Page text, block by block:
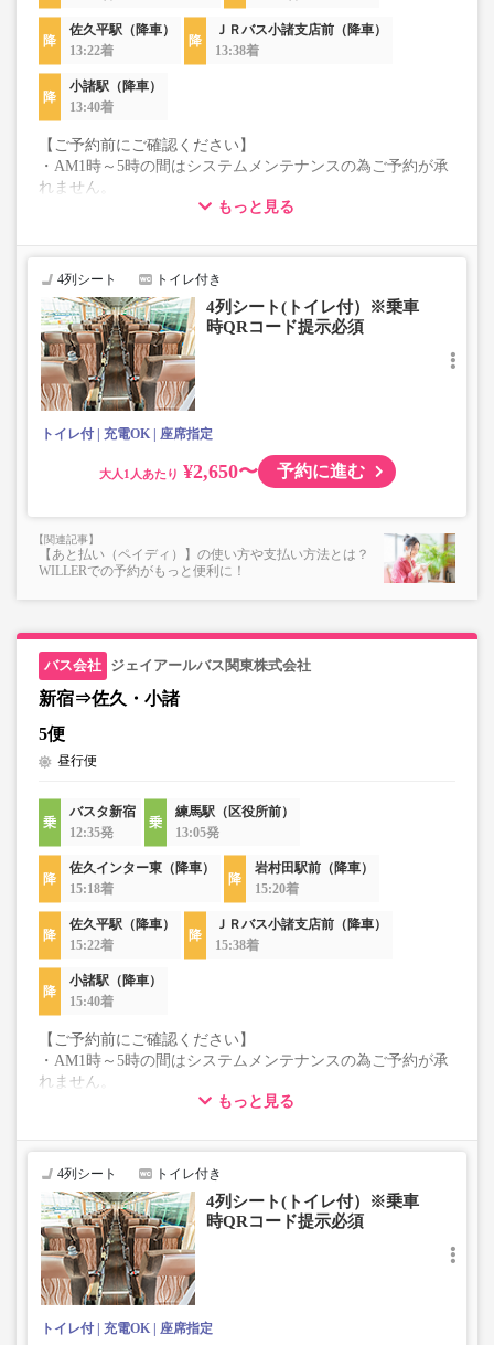
佐久平駅（降車）
13:22着
ＪＲバス小諸支店前（降車）
13:38着
小諸駅（降車）
13:40着
【ご予約前にご確認ください】
・AM1時～5時の間はシステムメンテナンスの為ご予約が承
れません。
・在庫の状況はリアルタイムの表示ではございません。
す。
・販売日・便ごとに随時価格が変動いたします。購入時に
・こちらの路線はキャンセル以外の購入後の変更が一切承
れませんので予めご了承ください。
・学生・シニア・乳幼児料金はございません。
学生、シニアの方は「大人」、乳幼児の方は「幼児」を選
択いただきご予約にお進みください。
乗車定員遵守のため乗車券をお持ちで無い「乳幼児」の乗
車をお断りする場合があります。
・最新の運行状況は運行会社HPを御覧ください。
で、あらかじめご了承ください。
もっと見る
4列シート トイレ付き
4列シート(トイレ付）※乗車
時QRコード提示必須
トイレ付 充電OK 座席指定
大人 ¥2,650〜 予約に進む
【あと払い（ペイディ）】の使い方や支払い方法とは？
WILLERでの予約がもっと便利に！
ジェイアールバス関東株式会社
新宿⇒佐久・小諸
5便
昼行便
バスタ新宿
12:35発
練馬駅（区役所前）
13:05発
佐久インター東（降車）
15:18着
岩村田駅前（降車）
15:20着
佐久平駅（降車）
15:22着
ＪＲバス小諸支店前（降車）
15:38着
小諸駅（降車）
15:40着
【ご予約前にご確認ください】
・AM1時～5時の間はシステムメンテナンスの為ご予約が承
れません。
・在庫の状況はリアルタイムの表示ではございません。
す。
・販売日・便ごとに随時価格が変動いたします。購入時に
・こちらの路線はキャンセル以外の購入後の変更が一切承
れませんので予めご了承ください。
・学生・シニア・乳幼児料金はございません。
学生、シニアの方は「大人」、乳幼児の方は「幼児」を選
択いただきご予約にお進みください。
乗車定員遵守のため乗車券をお持ちで無い「乳幼児」の乗
もっと見る
4列シート トイレ付き
4列シート(トイレ付）※乗車
時QRコード提示必須
トイレ付 充電OK 座席指定